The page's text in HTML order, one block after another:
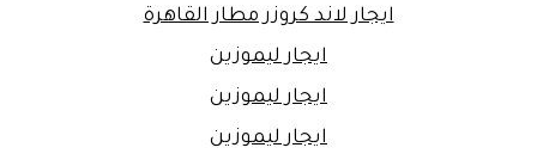
ايجار لاند كروزر مطار القاهرة
ايجار ليموزين
ايجار ليموزين
ايجار ليموزين